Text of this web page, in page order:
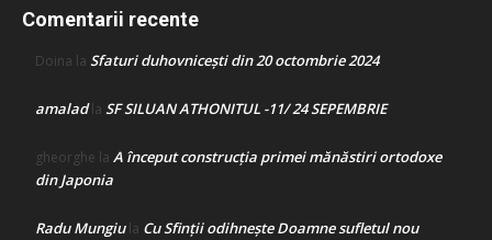
Comentarii recente
Doina la Sfaturi duhovnicești din 20 octombrie 2024
amaladla SF SILUAN ATHONITUL -11/ 24 SEPEMBRIE
gheorghe la A început construcţia primei mănăstiri ortodoxe
din Japonia
Radu Mungiula Cu Sfinții odihnește Doamne sufletul nou